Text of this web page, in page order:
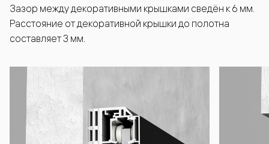
Зазор между декоративными крышками сведён к 6 мм.
Расстояние от декоративной крышки до полотна
составляет 3 мм.